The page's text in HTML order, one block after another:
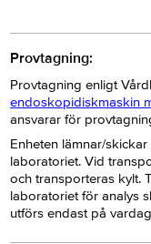
Provtagning:
Provtagning enligt
endoskopidiskmaskin
ansvarar för
Enheten lämnar/
laboratoriet. Vid
och transporteras kylt.
laboratoriet för analys
utförs endast på